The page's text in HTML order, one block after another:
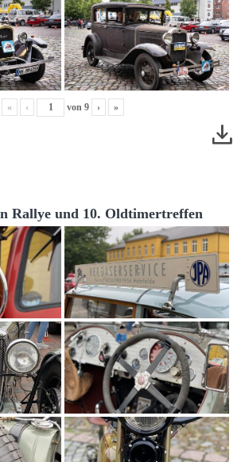
« ‹ von 9 › »
Rallye und 10. Oldtimertreffen